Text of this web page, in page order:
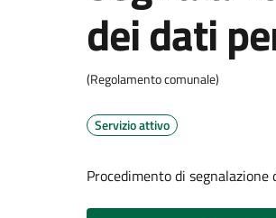
dei dati
(Regolamento comunale)
Servizio attivo
Procedimento di